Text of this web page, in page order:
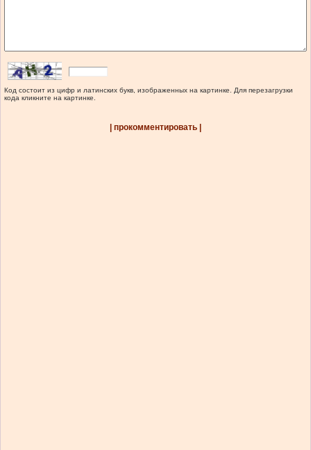
Код состоит из цифр и латинских букв, изображенных на картинке. Для перезагрузки
кода кликните на картинке.
| прокомментировать |